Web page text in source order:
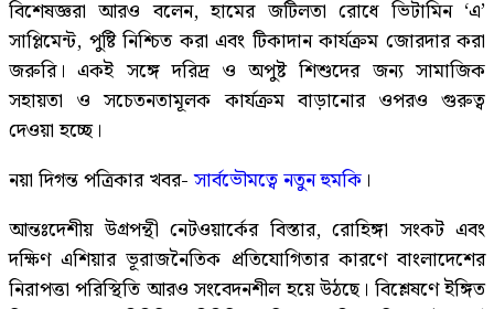
বিশেষজ্ঞরা আরও বলেন, হামের জটিলতা রোধে ভিটামিন ‘এ’
সাপ্লিমেন্ট, পুষ্টি নিশ্চিত করা এবং টিকাদান কার্যক্রম জোরদার করা
জরুরি। একই সঙ্গে দরিদ্র ও অপুষ্ট শিশুদের জন্য সামাজিক
সহায়তা ও সচেতনতামূলক কার্যক্রম বাড়ানোর ওপরও গুরুত্ব
দেওয়া হচ্ছে।
নয়া দিগন্ত পত্রিকার খবর-সার্বভৌমত্বে নতুন হুমকি ।
আন্তঃদেশীয় উগ্রপন্থী নেটওয়ার্কের বিস্তার, রোহিঙ্গা সংকট এবং
দক্ষিণ এশিয়ার ভূরাজনৈতিক প্রতিযোগিতার কারণে বাংলাদেশের
নিরাপত্তা পরিস্থিতি আরও সংবেদনশীল হয়ে উঠছে। বিশ্লেষণে ইঙ্গিত